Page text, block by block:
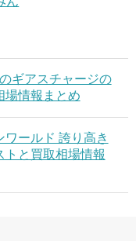
ギアスチャージの
場情報まとめ
ワールド 誇り高き
トと買取相場情報